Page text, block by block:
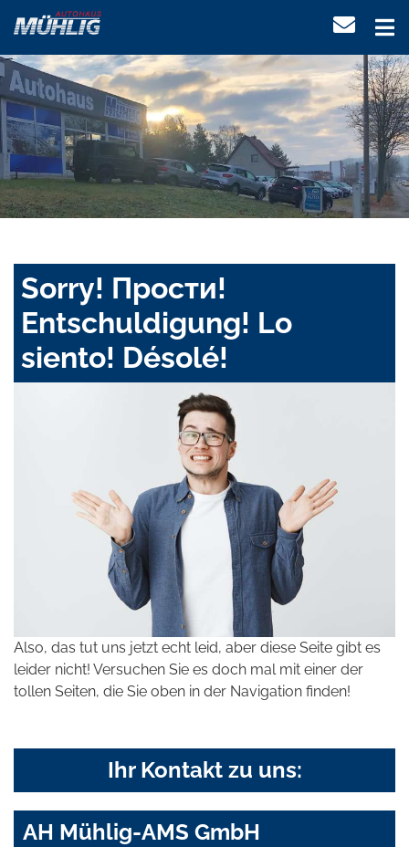
Sorry! Прости!
Entschuldigung! Lo
siento! Désolé!
Also, das tut uns jetzt echt leid, aber diese Seite gibt es
leider nicht! Versuchen Sie es doch mal mit einer der
tollen Seiten, die Sie oben in der Navigation finden!
Ihr Kontakt zu uns:
AH Mühlig-AMS GmbH